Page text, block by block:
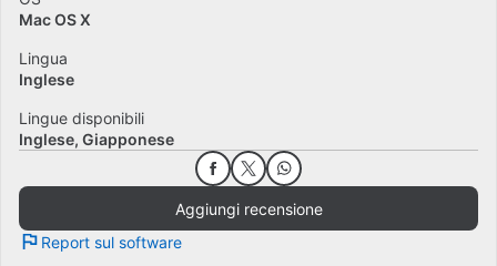
Mac OS X
Lingua
Inglese
Lingue disponibili
Inglese Giapponese
Aggiungi recensione
Report sul software